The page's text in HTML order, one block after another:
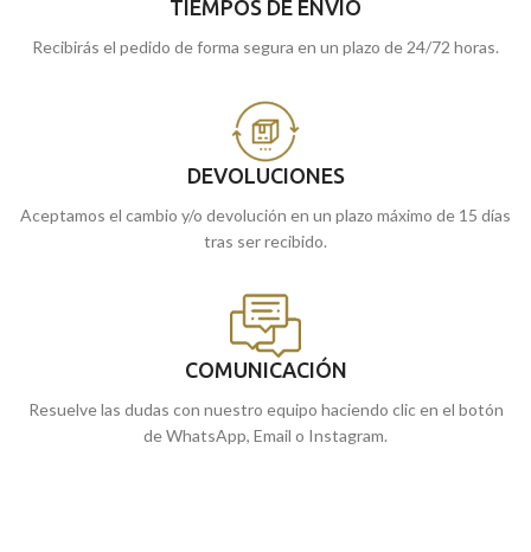
TIEMPOS DE ENVÍO
Recibirás el pedido de forma segura en un plazo de 24/72 horas.
DEVOLUCIONES
Aceptamos el cambio y/o devolución en un plazo máximo de 15 días
tras ser recibido.
COMUNICACIÓN
Resuelve las dudas con nuestro equipo haciendo clic en el botón
de WhatsApp, Email o Instagram.